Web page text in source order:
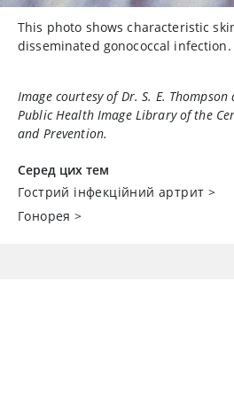
This photo shows characteristic
disseminated gonococcal infection.
Image courtesy of Dr. S. E.
Public Health Image Library of the
and Prevention.
Серед цих тем
Гострий інфекційний артрит >
Гонорея >